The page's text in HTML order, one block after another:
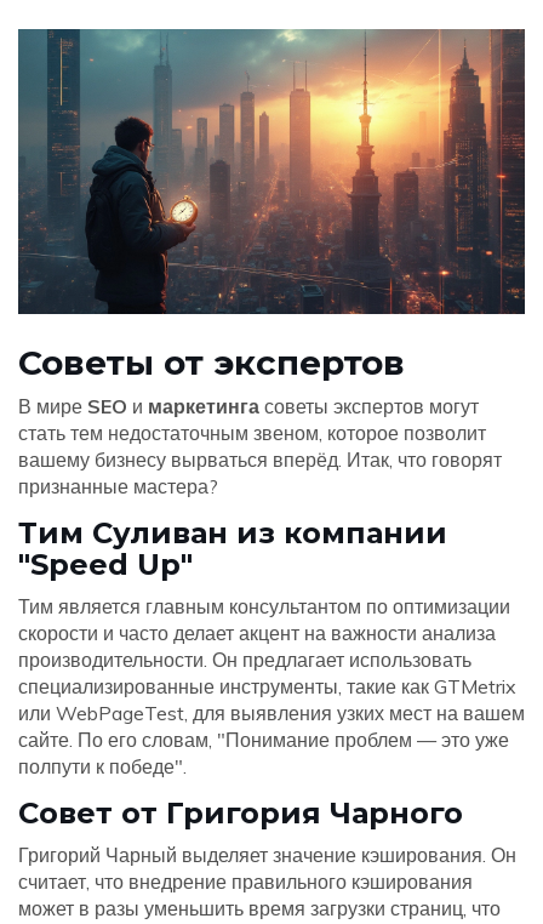
Советы от экспертов
В мире SEO и маркетинга советы экспертов могут
стать тем недостаточным звеном, которое позволит
вашему бизнесу вырваться вперёд. Итак, что говорят
признанные мастера?
Тим Суливан из компании
"Speed Up"
Тим является главным консультантом по оптимизации
скорости и часто делает акцент на важности анализа
производительности. Он предлагает использовать
специализированные инструменты, такие как GTMetrix
или WebPageTest, для выявления узких мест на вашем
сайте. По его словам, "Понимание проблем — это уже
полпути к победе".
Совет от Григория Чарного
Григорий Чарный выделяет значение кэширования. Он
считает, что внедрение правильного кэширования
может в разы уменьшить время загрузки страниц, что